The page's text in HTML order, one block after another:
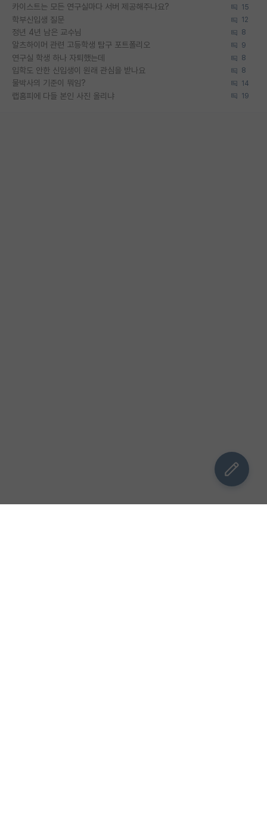
카이스트는 모든 연구실마다 서버 제공해주나요? 15
학부신입생 질문 12
정년 4년 남은 교수님 8
알츠하이머 관련 고등학생 탐구 포트폴리오 9
연구실 학생 하나 자퇴했는데 8
입학도 안한 신입생이 원래 관심을 받나요 8
물박사의 기준이 뭐임? 14
랩홈피에 다들 본인 사진 올리냐 19